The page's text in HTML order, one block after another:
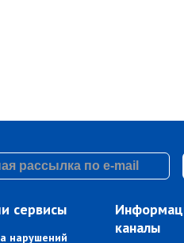
сервисы
нарушений
каналы